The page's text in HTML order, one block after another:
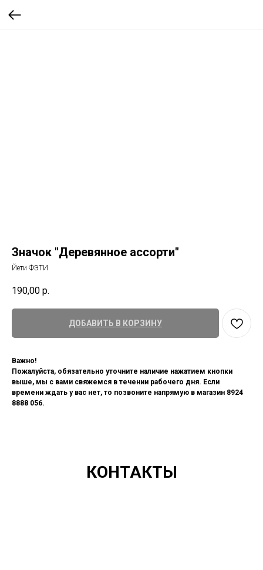
Значок "Деревянное ассорти"
Йети ФЭТИ
190,00 р.
ДОБАВИТЬ В КОРЗИНУ
Важно!
Пожалуйста, обязательно уточните наличие нажатием кнопки
выше, мы с вами свяжемся в течении рабочего дня. Если
времени ждать у вас нет, то позвоните напрямую в магазин 8924
8888 056.
КОНТАКТЫ